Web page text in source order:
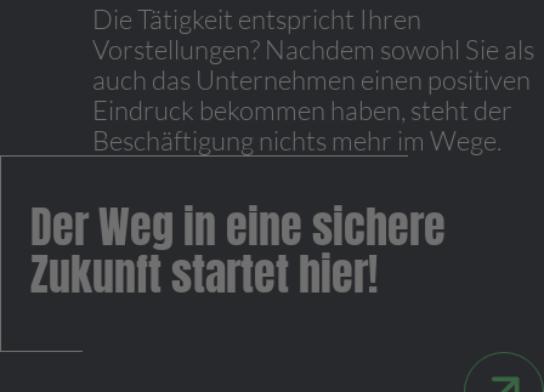
Die Tätigkeit entspricht Ihren
Vorstellungen? Nachdem sowohl Sie als
auch das Unternehmen einen positiven
Eindruck bekommen haben, steht der
Beschäftigung nichts mehr im Wege.
Der Weg in eine sichere
Zukunft startet hier!